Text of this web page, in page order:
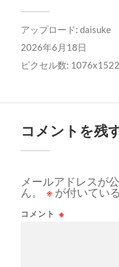
アップロード: daisuke
2026年6月18日
ピクセル数:
コメントを残
メールアドレスが
ん。
※ が付いてい
コメント ※